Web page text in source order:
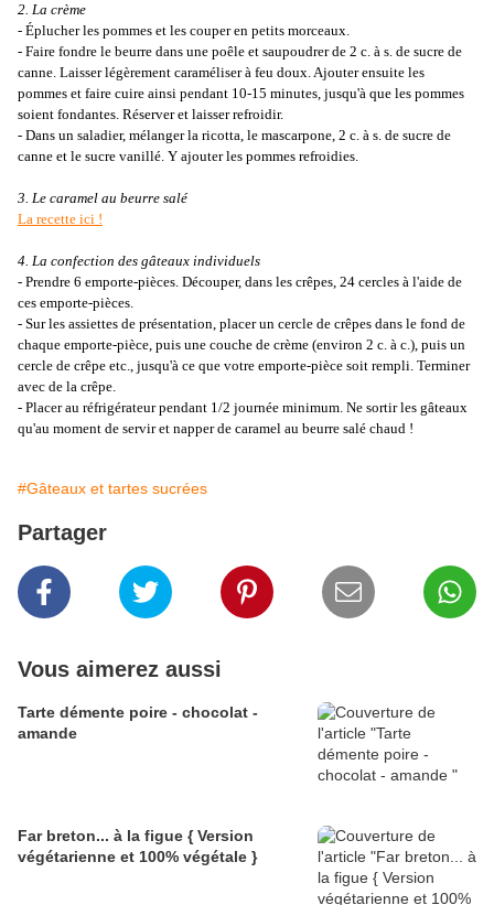
2. La crème
- Éplucher les pommes et les couper en petits morceaux.
- Faire fondre le beurre dans une poêle et saupoudrer de 2 c. à s. de sucre de
canne. Laisser légèrement caraméliser à feu doux. Ajouter ensuite les
pommes et faire cuire ainsi pendant 10-15 minutes, jusqu'à que les pommes
soient fondantes. Réserver et laisser refroidir.
- Dans un saladier, mélanger la ricotta, le mascarpone, 2 c. à s. de sucre de
canne et le sucre vanillé. Y ajouter les pommes refroidies.
3. Le caramel au beurre salé
La recette ici !
4. La confection des gâteaux individuels
- Prendre 6 emporte-pièces. Découper, dans les crêpes, 24 cercles à l'aide de
ces emporte-pièces.
- Sur les assiettes de présentation, placer un cercle de crêpes dans le fond de
chaque emporte-pièce, puis une couche de crème (environ 2 c. à c.), puis un
cercle de crêpe etc., jusqu'à ce que votre emporte-pièce soit rempli. Terminer
avec de la crêpe.
- Placer au réfrigérateur pendant 1/2 journée minimum. Ne sortir les gâteaux
qu'au moment de servir et napper de caramel au beurre salé chaud !
#Gâteaux et tartes sucrées
Partager
Vous aimerez aussi
Tarte démente poire - chocolat -
amande
Far breton... à la figue { Version
végétarienne et 100% végétale }